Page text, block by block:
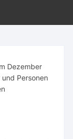
Dezember
Personen